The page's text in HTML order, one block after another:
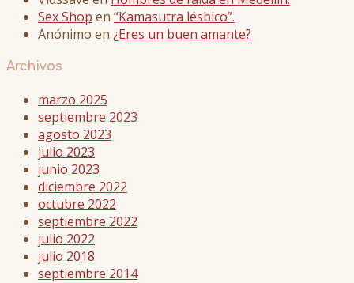
Sex Shop en “Kamasutra lésbico”.
Anónimo en ¿Eres un buen amante?
Archivos
marzo 2025
septiembre 2023
agosto 2023
julio 2023
junio 2023
diciembre 2022
octubre 2022
septiembre 2022
julio 2022
julio 2018
septiembre 2014